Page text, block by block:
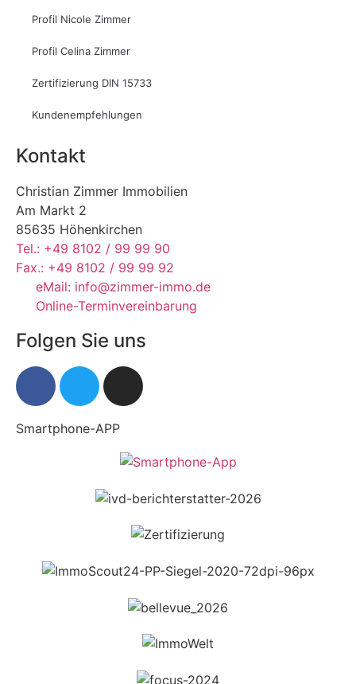
Profil Nicole Zimmer
Profil Celina Zimmer
Zertifizierung DIN 15733
Kundenempfehlungen
Kontakt
Christian Zimmer Immobilien
Am Markt 2
85635 Höhenkirchen
Tel.: +49 8102 / 99 99 90
Fax.: +49 8102 / 99 99 92
eMail: info@zimmer-immo.de
Online-Terminvereinbarung
Folgen Sie uns
Smartphone-APP